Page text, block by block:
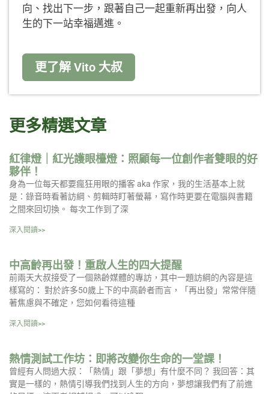
向、找出下一步，跟著自己一起重新再出發，向人
生的下一站幸福邁進。
更了解 Vito 大叔
更多精選文章
紅律燈｜紅光護眼檯燈：照顧每一位創作者雙眼的好
夥伴！
身為一位每天都要瘋狂用眼的播客 aka 作家，我的生活基本上就
是：錄音時看著訪綱、剪輯時盯著螢幕，寫作時更要在電腦與書籍
之間來回切換。 每次工作到了深
深入閱讀>>
中高齡再出發！重啟人生的四大提醒
前兩天大叔接受了一個熟齡媒體的專訪，其中一題訪綱的內容是這
樣寫的： 對於許多50歲上下的中高齡者而言，「再出發」常常伴隨
著焦慮與不確定，您如何看待這種
深入閱讀>>
熱情測試工作坊：即將改變你生命的一堂課！
曾經有人問過大叔：「熱情」跟「夢想」有什麼不同？ 我回答：其
實是一樣的，熱情引導我們找到人生的方向，夢想讓我們有了前進